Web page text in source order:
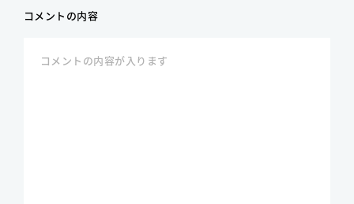
コメントの内容